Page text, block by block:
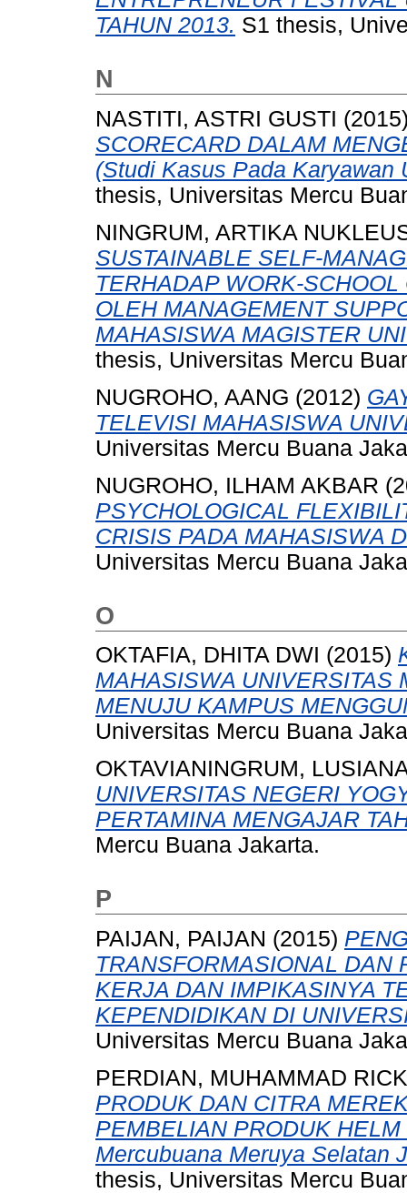
TAHUN 2013. S1 thesis,
N
NASTITI, ASTRI GUSTI
SCORECARD DALAM
(Studi Kasus Pada Karyawan
thesis, Universitas Mercu
NINGRUM, ARTIKA
SUSTAINABLE SELF-
TERHADAP WORK-
OLEH MANAGEMENT
MAHASISWA MAGISTER
thesis, Universitas Mercu
NUGROHO, AANG (2012)
TELEVISI MAHASISWA
Universitas Mercu Buana
NUGROHO, ILHAM AKBAR
PSYCHOLOGICAL
CRISIS PADA MAHASISWA
Universitas Mercu Buana
O
OKTAFIA, DHITA DWI (2015)
MAHASISWA UNIVERSITAS
MENUJU KAMPUS
Universitas Mercu Buana
OKTAVIANINGRUM,
UNIVERSITAS NEGERI
PERTAMINA MENGAJAR
Mercu Buana Jakarta.
P
PAIJAN, PAIJAN (2015)
TRANSFORMASIONAL DAN
KERJA DAN IMPIKASINYA
KEPENDIDIKAN DI
Universitas Mercu Buana
PERDIAN, MUHAMMAD
PRODUK DAN CITRA
PEMBELIAN PRODUK
Mercubuana Meruya Selatan
thesis, Universitas Mercu